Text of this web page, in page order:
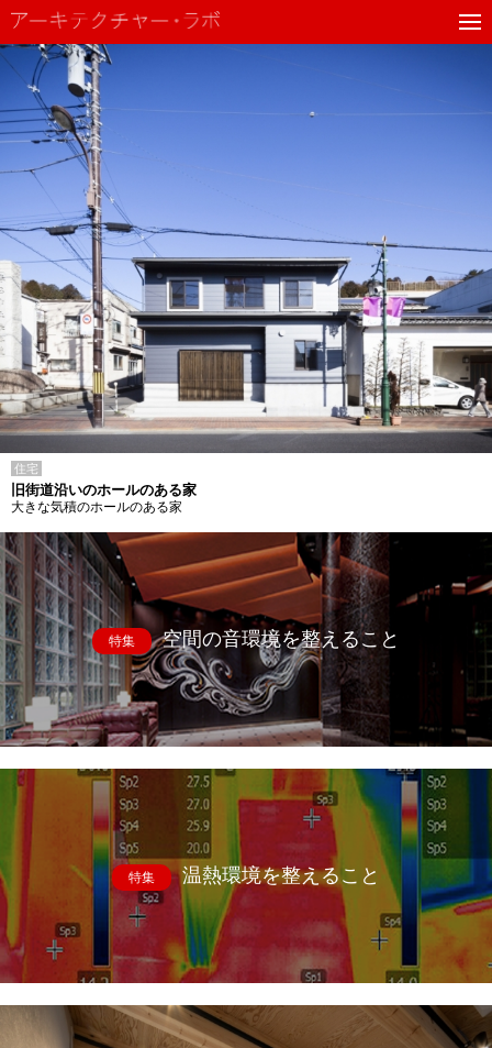
住宅
旧街道沿いのホールのある家
大きな気積のホールのある家
特集 空間の音環境を整えること
特集 温熱環境を整えること